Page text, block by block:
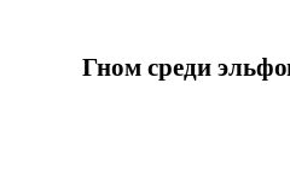
Гном среди